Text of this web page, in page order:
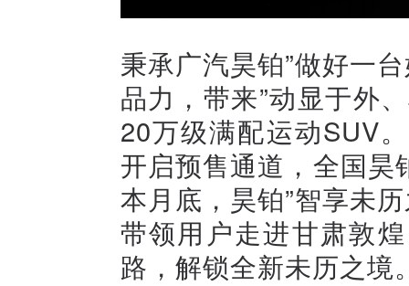
秉承广汽昊铂”做好一
品力，带来”动显于外
20万级满配运动SUV
开启预售通道，全国
本月底，昊铂”智享未
带领用户走进甘肃敦
路，解锁全新未历之境